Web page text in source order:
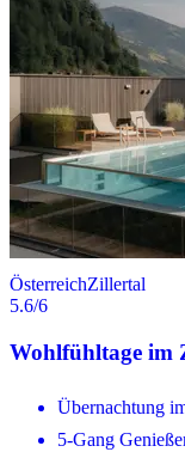
ÖsterreichZillertal
5.6/6
Wohlfühltage im
Übernachtung
5-Gang